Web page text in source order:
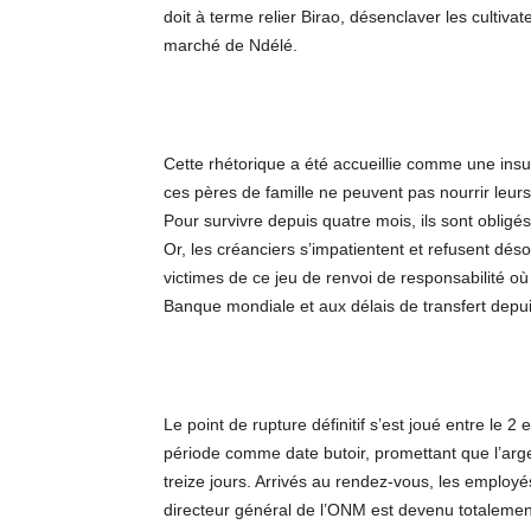
doit à terme relier Birao, désenclaver les
marché de Ndélé.
Cette rhétorique a été accueillie comme une
ces pères de famille ne peuvent pas nourrir
Pour survivre depuis quatre mois, ils sont
Or, les créanciers s’impatientent et refusent
victimes de ce jeu de renvoi de responsabilité
Banque mondiale et aux délais de transfert
Le point de rupture définitif s’est joué entre le 2
période comme date butoir, promettant que
treize jours. Arrivés au rendez-vous, les
directeur général de l’ONM est devenu